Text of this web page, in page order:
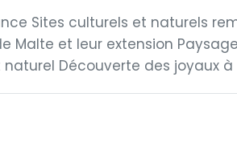
Sites culturels et naturels
Malte et leur extension
Découverte des joyaux